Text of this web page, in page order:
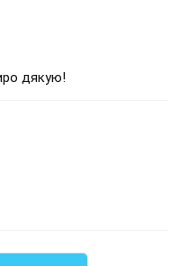
дякую!